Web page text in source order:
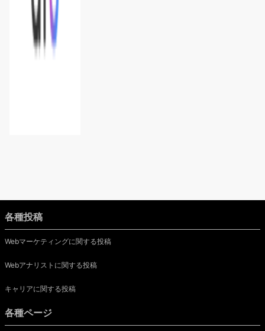
各種投稿
Webマーケティングに関する投稿
Webアナリストに関する投稿
キャリアに関する投稿
各種ページ